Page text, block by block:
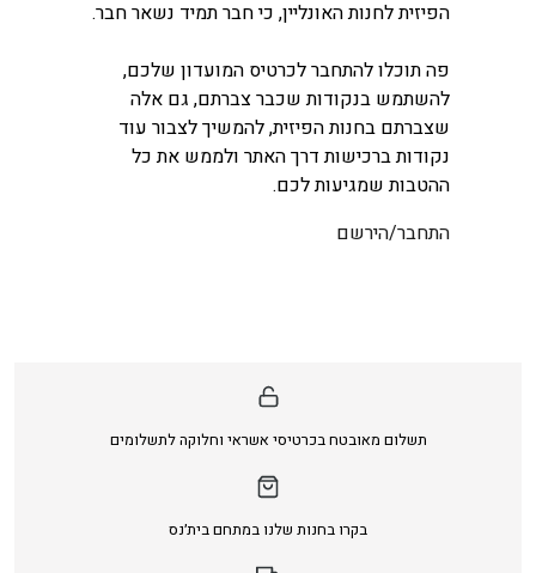
הפיזית לחנות האונליין, כי חבר תמיד נשאר חבר.
פה תוכלו להתחבר לכרטיס המועדון שלכם,
להשתמש בנקודות שכבר צברתם, גם אלה
שצברתם בחנות הפיזית, להמשיך לצבור עוד
נקודות ברכישות דרך האתר ולממש את כל
ההטבות שמגיעות לכם.
התחבר/הירשם
תשלום מאובטח בכרטיסי אשראי וחלוקה לתשלומים
בקרו בחנות שלנו במתחם בית׳נס